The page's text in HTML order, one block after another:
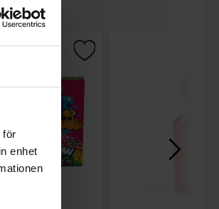
för
enhet